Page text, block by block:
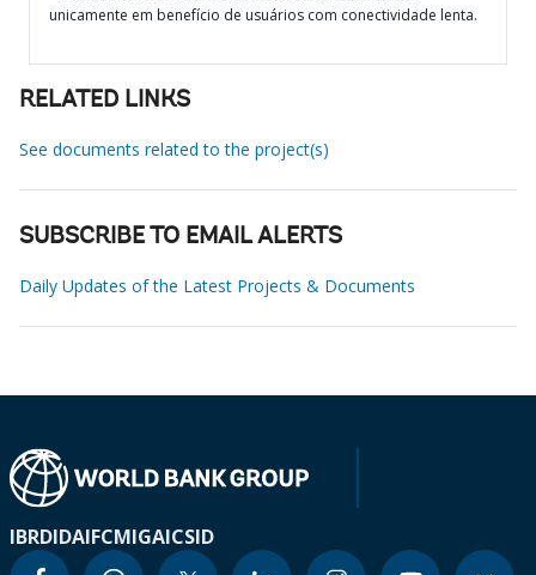
unicamente em benefício de usuários com conectividade lenta.
RELATED LINKS
See documents related to the project(s)
SUBSCRIBE TO EMAIL ALERTS
Daily Updates of the Latest Projects & Documents
IBRDIDAIFCMIGAICSID